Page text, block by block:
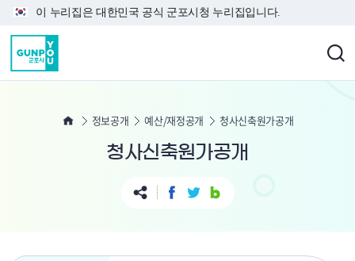
본문 바로가기
이 누리집은 대한민국 공식 군포시청 누리집입니다.
정보공개 예산/재정공개 청사신축원가공개
청사신축원가공개